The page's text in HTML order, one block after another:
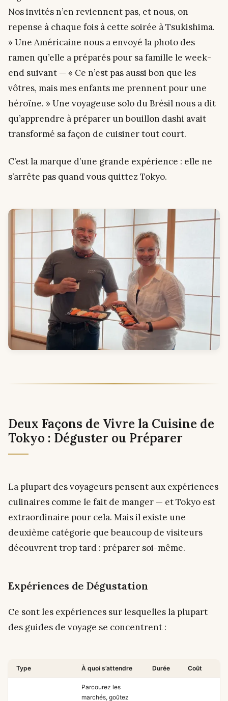
Nos invités n’en reviennent pas, et nous, on
repense à chaque fois à cette soirée à Tsukishima.
» Une Américaine nous a envoyé la photo des
ramen qu’elle a préparés pour sa famille le week-
end suivant — « Ce n’est pas aussi bon que les
vôtres, mais mes enfants me prennent pour une
héroïne. » Une voyageuse solo du Brésil nous a dit
qu’apprendre à préparer un bouillon dashi avait
transformé sa façon de cuisiner tout court.
C’est la marque d’une grande expérience : elle ne
s’arrête pas quand vous quittez Tokyo.
Deux Façons de Vivre la Cuisine de
Tokyo : Déguster ou Préparer
La plupart des voyageurs pensent aux expériences
culinaires comme le fait de manger — et Tokyo est
extraordinaire pour cela. Mais il existe une
deuxième catégorie que beaucoup de visiteurs
découvrent trop tard : préparer soi-même.
Expériences de Dégustation
Ce sont les expériences sur lesquelles la plupart
des guides de voyage se concentrent :
Type À quoi s’attendre Durée Coût
Parcourez les
marchés, goûtez